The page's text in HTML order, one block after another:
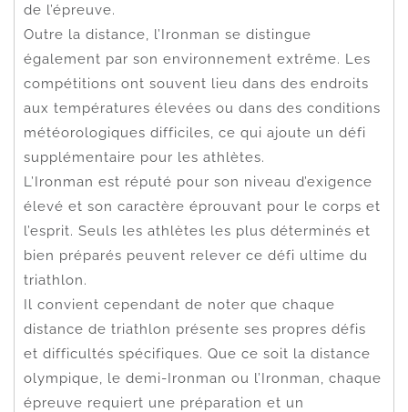
de l’épreuve.
Outre la distance, l’Ironman se distingue
également par son environnement extrême. Les
compétitions ont souvent lieu dans des endroits
aux températures élevées ou dans des conditions
météorologiques difficiles, ce qui ajoute un défi
supplémentaire pour les athlètes.
L’Ironman est réputé pour son niveau d’exigence
élevé et son caractère éprouvant pour le corps et
l’esprit. Seuls les athlètes les plus déterminés et
bien préparés peuvent relever ce défi ultime du
triathlon.
Il convient cependant de noter que chaque
distance de triathlon présente ses propres défis
et difficultés spécifiques. Que ce soit la distance
olympique, le demi-Ironman ou l’Ironman, chaque
épreuve requiert une préparation et un